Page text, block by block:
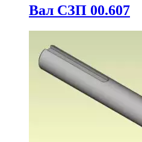
Вал СЗП 00.607